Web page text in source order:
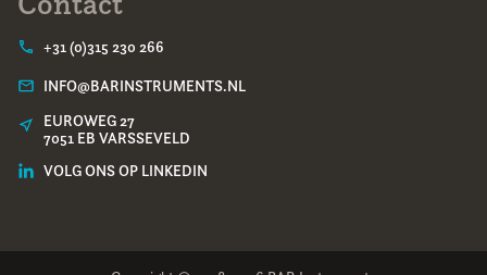
+31 (0)315 230 266
INFO@BARINSTRUMENTS.NL
EUROWEG 27
7051 EB VARSSEVELD
VOLG ONS OP LINKEDIN